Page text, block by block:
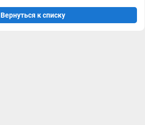
Вернуться к списку